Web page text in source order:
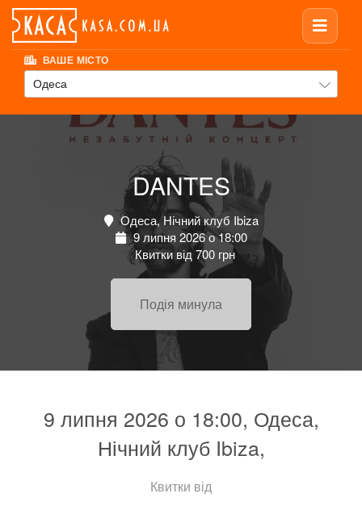
ВАШЕ МІСТО
Одеса
DANTES
Одеса, Нічний клуб Ibiza
9 липня 2026 о 18:00
Квитки від 700 грн
Подія минула
9 липня 2026 о 18:00, Одеса,
Нічний клуб Ibiza,
Квитки від